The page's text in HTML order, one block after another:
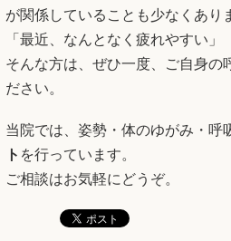
が関係していることも少なくあり
「最近、なんとなく疲れやすい」
そんな方は、ぜひ一度、ご自身の
ださい。
当院では、姿勢・体のゆがみ・呼
ト を行っています。
ご相談はお気軽にどうぞ。